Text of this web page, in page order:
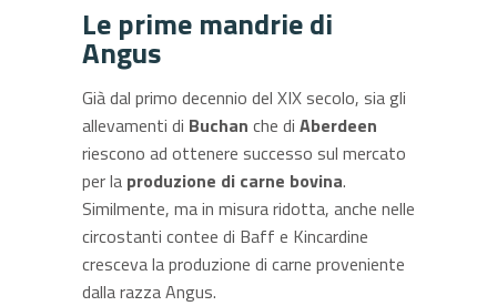
Le prime mandrie di
Angus
Già dal primo decennio del XIX secolo, sia gli
allevamenti di Buchan che di Aberdeen
riescono ad ottenere successo sul mercato
per la produzione di carne bovina.
Similmente, ma in misura ridotta, anche nelle
circostanti contee di Baff e Kincardine
cresceva la produzione di carne proveniente
dalla razza Angus.